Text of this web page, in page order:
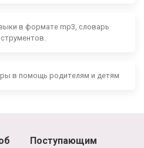
в формате mp3, словарь
в помощь родителям и детям
Поступающим